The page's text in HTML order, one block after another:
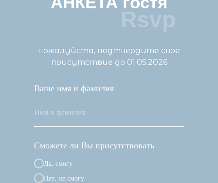
Rsvp
Ваше имя и фамилия
Сможете ли Вы присутствовать
Да, смогу
Нет, не смогу
пожалуйста, подтвердите свое
присутствие до 01.05.2026